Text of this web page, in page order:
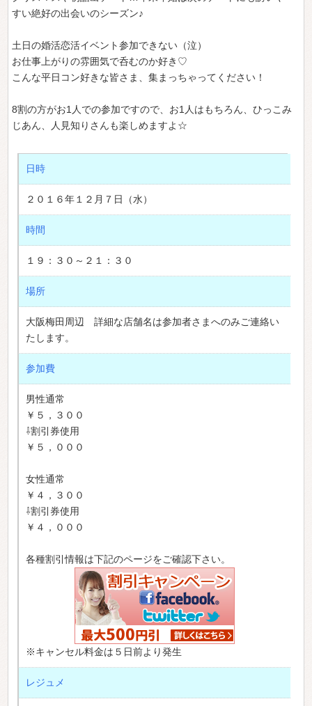
すい絶好の出会いのシーズン♪
土日の婚活恋活イベント参加できない（泣）
お仕事上がりの雰囲気で呑むのか好き♡
こんな平日コン好きな皆さま、集まっちゃってください！
8割の方がお1人での参加ですので、お1人はもちろん、ひっこみ
じあん、人見知りさんも楽しめますよ☆
日時
２０１６年１２月７日（水）
時間
１９：３０～２１：３０
場所
大阪梅田周辺 詳細な店舗名は参加者さまへのみご連絡い
たします。
参加費
男性通常
￥５，３００
⇩割引券使用
￥５，０００
女性通常
￥４，３００
⇩割引券使用
￥４，０００
各種割引情報は下記のページをご確認下さい。
※キャンセル料金は５日前より発生
レジュメ